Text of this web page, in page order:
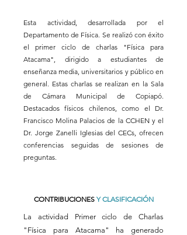
Esta actividad, desarrollada por el
Departamento de Física. Se realizó con éxito
el primer ciclo de charlas "Física para
Atacama", dirigido a estudiantes de
enseñanza media, universitarios y público en
general. Estas charlas se realizan en la Sala
de Cámara Municipal de Copiapó.
Destacados físicos chilenos, como el Dr.
Francisco Molina Palacios de la CCHEN y el
Dr. Jorge Zanelli Iglesias del CECs, ofrecen
conferencias seguidas de sesiones de
preguntas.
CONTRIBUCIONES Y CLASIFICACIÓN
La actividad Primer ciclo de Charlas
"Física para Atacama" ha generado